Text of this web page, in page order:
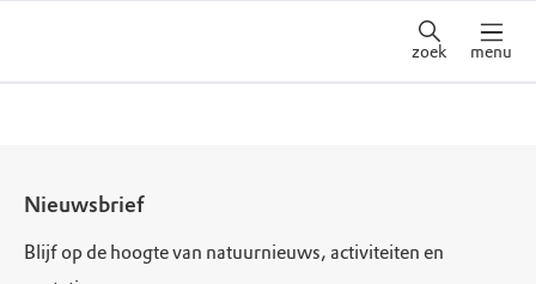
zoek menu
Nieuwsbrief
Blijf op de hoogte van natuurnieuws, activiteiten en